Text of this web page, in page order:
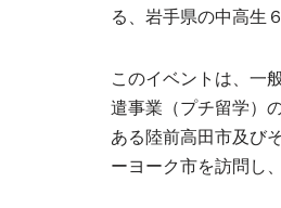
る、岩手県の中高生
このイベントは、一
遣事業（プチ留学）
ある陸前高田市及び
ーヨーク市を訪問し